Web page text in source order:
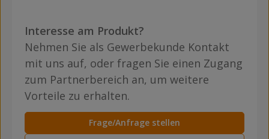
Interesse am Produkt?
Nehmen Sie als Gewerbekunde Kontakt
mit uns auf, oder fragen Sie einen Zugang
zum Partnerbereich an, um weitere
Vorteile zu erhalten.
Frage/Anfrage stellen